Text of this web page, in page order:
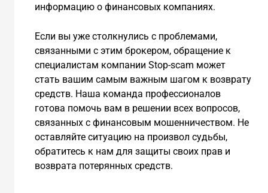
информацию о финансовых компаниях.
Если вы уже столкнулись с проблемами,
связанными с этим брокером, обращение к
специалистам компании Stop-scam может
стать вашим самым важным шагом к возврату
средств. Наша команда профессионалов
готова помочь вам в решении всех вопросов,
связанных с финансовым мошенничеством. Не
оставляйте ситуацию на произвол судьбы,
обратитесь к нам для защиты своих прав и
возврата потерянных средств.